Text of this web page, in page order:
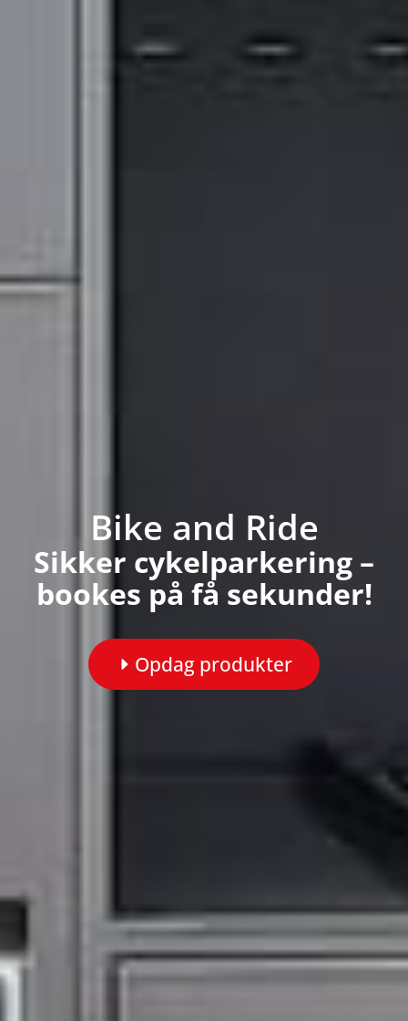
Bike and Ride
Sikker cykelparkering –
bookes på få sekunder!
Opdag produkter